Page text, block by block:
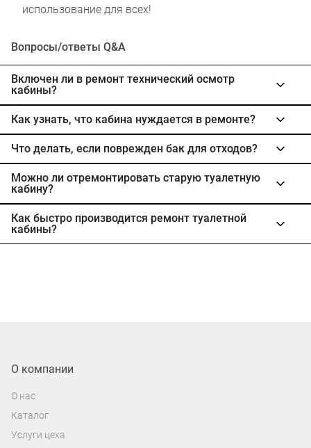
использование для всех!
Вопросы/ответы Q&A
Включен ли в ремонт технический осмотр
кабины?
Как узнать, что кабина нуждается в ремонте?
Что делать, если поврежден бак для отходов?
Можно ли отремонтировать старую туалетную
кабину?
Как быстро производится ремонт туалетной
кабины?
О компании
О нас
Каталог
Услуги цеха